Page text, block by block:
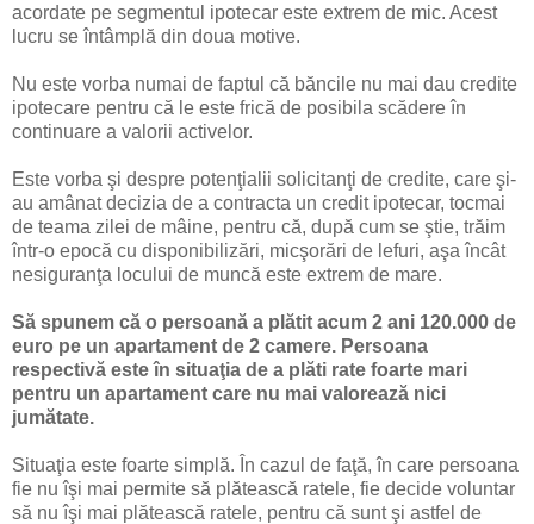
acordate pe segmentul ipotecar este extrem de mic. Acest
lucru se întâmplă din doua motive.
Nu este vorba numai de faptul că băncile nu mai dau credite
ipotecare pentru că le este frică de posibila scădere în
continuare a valorii activelor.
Este vorba şi despre potenţialii solicitanţi de credite, care şi-
au amânat decizia de a contracta un credit ipotecar, tocmai
de teama zilei de mâine, pentru că, după cum se ştie, trăim
într-o epocă cu disponibilizări, micşorări de lefuri, aşa încât
nesiguranţa locului de muncă este extrem de mare.
Să spunem că o persoană a plătit acum 2 ani 120.000 de
euro pe un apartament de 2 camere. Persoana
respectivă este în situaţia de a plăti rate foarte mari
pentru un apartament care nu mai valorează nici
jumătate.
Situaţia este foarte simplă. În cazul de faţă, în care persoana
fie nu îşi mai permite să plătească ratele, fie decide voluntar
să nu îşi mai plătească ratele, pentru că sunt şi astfel de